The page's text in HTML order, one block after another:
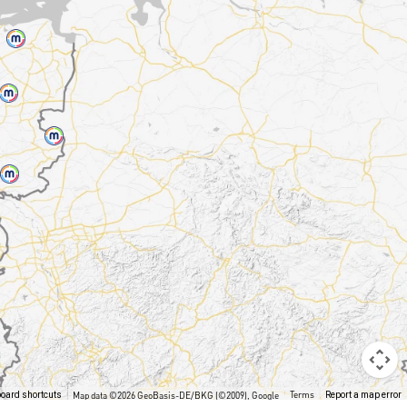
shortcuts Map data ©2026 GeoBasis-DE/BKG (©2009), Google Terms Report a map error